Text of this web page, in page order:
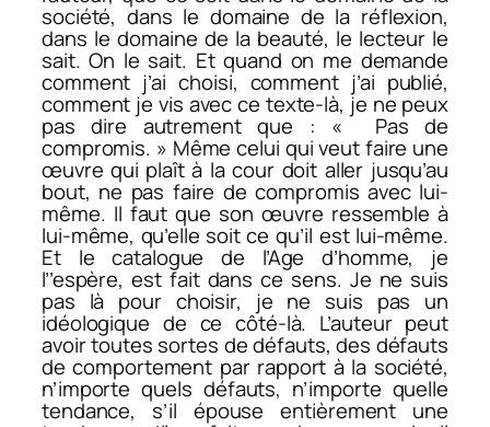
société, dans le domaine de la réflexion,
dans le domaine de la beauté, le lecteur le
sait. On le sait. Et quand on me demande
comment j’ai choisi, comment j’ai publié,
comment je vis avec ce texte-là, je ne peux
pas dire autrement que : « Pas de
compromis. » Même celui qui veut faire une
œuvre qui plaît à la cour doit aller jusqu’au
bout, ne pas faire de compromis avec lui-
même. Il faut que son œuvre ressemble à
lui-même, qu’elle soit ce qu’il est lui-même.
Et le catalogue de l’Age d’homme, je
l’’espère, est fait dans ce sens. Je ne suis
pas là pour choisir, je ne suis pas un
idéologique de ce côté-là. L’auteur peut
avoir toutes sortes de défauts, des défauts
de comportement par rapport à la société,
n’importe quels défauts, n’importe quelle
tendance, s’il épouse entièrement une